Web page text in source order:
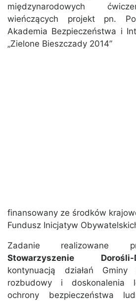
międzynarodowych
wieńczących projekt pn.
Akademia Bezpieczeństwa i
„Zielone Bieszczady 2014”
finansowany ze środków
Fundusz Inicjatyw
Zadanie realizowane
Stowarzyszenie Dorośli-
kontynuacją działań
rozbudowy i doskonalenia
ochrony bezpieczeństwa